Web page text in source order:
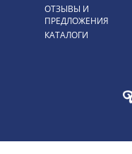
ОТЗЫВЫ И
ПРЕДЛОЖЕНИЯ
КАТАЛОГИ